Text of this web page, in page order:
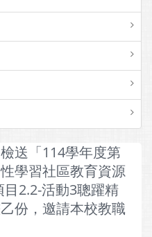
送「114學年度第
學習社區教育資源
2.2-活動3聰躍精
份，邀請本校教職